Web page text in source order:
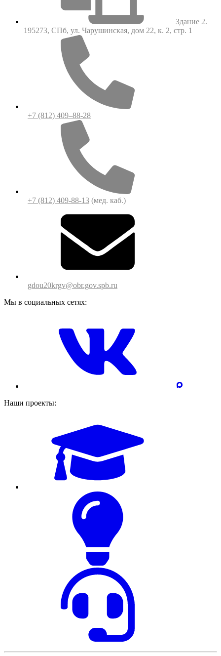
Здание 2.
195273, СПб, ул. Чарушинская, дом 22, к. 2, стр. 1
+7 (812) 409–88-28
+7 (812) 409-88-13 (мед. каб.)
gdou20krgv@obr.gov.spb.ru
Мы в социальных сетях:
Наши проекты: